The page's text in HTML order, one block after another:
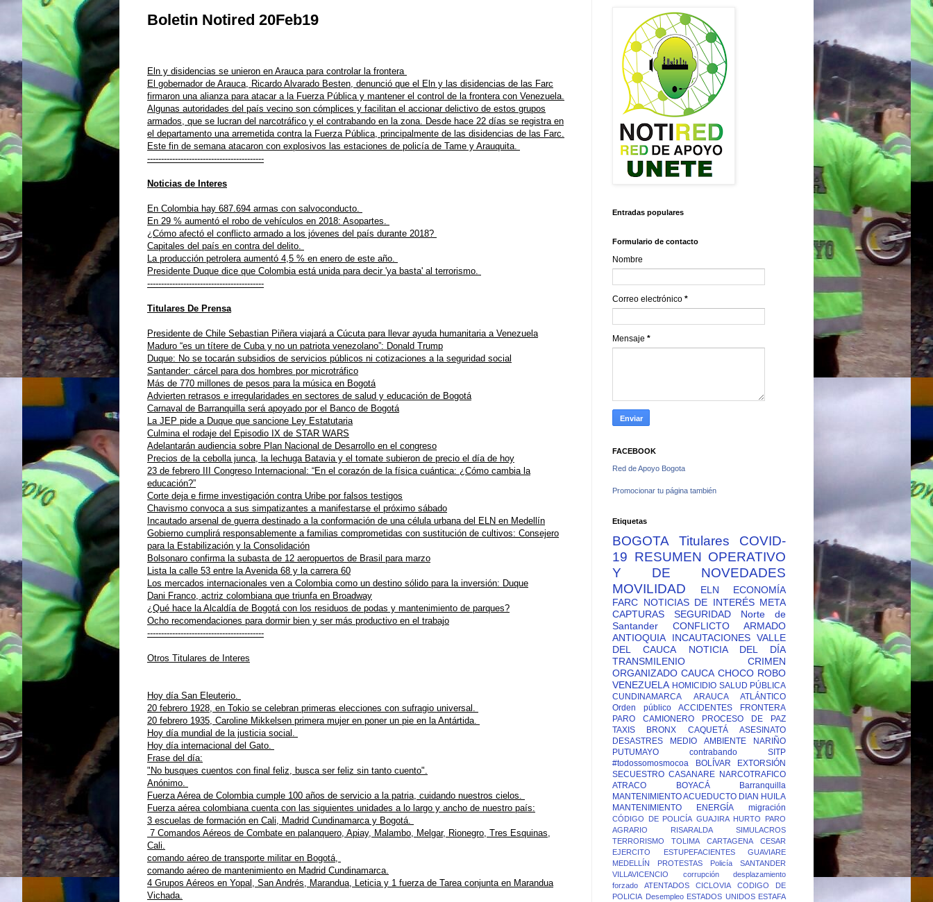
Boletin Notired 20Feb19
Eln y disidencias se unieron en Arauca para controlar la frontera
El gobernador de Arauca, Ricardo Alvarado Besten, denunció que el Eln y las disidencias de las Farc
firmaron una alianza para atacar a la Fuerza Pública y mantener el control de la frontera con Venezuela.
Algunas autoridades del país vecino son cómplices y facilitan el accionar delictivo de estos grupos
armados, que se lucran del narcotráfico y el contrabando en la zona. Desde hace 22 días se registra en
el departamento una arremetida contra la Fuerza Pública, principalmente de las disidencias de las Farc.
Este fin de semana atacaron con explosivos las estaciones de policía de Tame y Arauquita.
------------------------------------------
Noticias de Interes
En Colombia hay 687.694 armas con salvoconducto.
En 29 % aumentó el robo de vehículos en 2018: Asopartes.
¿Cómo afectó el conflicto armado a los jóvenes del país durante 2018?
Capitales del país en contra del delito.
La producción petrolera aumentó 4,5 % en enero de este año.
Presidente Duque dice que Colombia está unida para decir 'ya basta' al terrorismo.
------------------------------------------
Titulares De Prensa
Presidente de Chile Sebastian Piñera viajará a Cúcuta para llevar ayuda humanitaria a Venezuela
Maduro “es un títere de Cuba y no un patriota venezolano”: Donald Trump
Duque: No se tocarán subsidios de servicios públicos ni cotizaciones a la seguridad social
Santander: cárcel para dos hombres por microtráfico
Más de 770 millones de pesos para la música en Bogotá
Advierten retrasos e irregularidades en sectores de salud y educación de Bogotá
Carnaval de Barranquilla será apoyado por el Banco de Bogotá
La JEP pide a Duque que sancione Ley Estatutaria
Culmina el rodaje del Episodio IX de STAR WARS
Adelantarán audiencia sobre Plan Nacional de Desarrollo en el congreso
Precios de la cebolla junca, la lechuga Batavia y el tomate subieron de precio el día de hoy
23 de febrero III Congreso Internacional: “En el corazón de la física cuántica: ¿Cómo cambia la
educación?”
Corte deja e firme investigación contra Uribe por falsos testigos
Chavismo convoca a sus simpatizantes a manifestarse el próximo sábado
Incautado arsenal de guerra destinado a la conformación de una célula urbana del ELN en Medellín
Gobierno cumplirá responsablemente a familias comprometidas con sustitución de cultivos: Consejero
para la Estabilización y la Consolidación
Bolsonaro confirma la subasta de 12 aeropuertos de Brasil para marzo
Lista la calle 53 entre la Avenida 68 y la carrera 60
Los mercados internacionales ven a Colombia como un destino sólido para la inversión: Duque
Dani Franco, actriz colombiana que triunfa en Broadway
¿Qué hace la Alcaldía de Bogotá con los residuos de podas y mantenimiento de parques?
Ocho recomendaciones para dormir bien y ser más productivo en el trabajo
------------------------------------------
Otros Titulares de Interes
Hoy día San Eleuterio.
20 febrero 1928, en Tokio se celebran primeras elecciones con sufragio universal.
20 febrero 1935, Caroline Mikkelsen primera mujer en poner un pie en la Antártida.
Hoy día mundial de la justicia social.
Hoy día internacional del Gato.
Frase del día:
"No busques cuentos con final feliz, busca ser feliz sin tanto cuento".
Anónimo.
Fuerza Aérea de Colombia cumple 100 años de servicio a la patria, cuidando nuestros cielos.
Fuerza aérea colombiana cuenta con las siguientes unidades a lo largo y ancho de nuestro país:
3 escuelas de formación en Cali, Madrid Cundinamarca y Bogotá.
7 Comandos Aéreos de Combate en palanquero, Apiay, Malambo, Melgar, Rionegro, Tres Esquinas,
Cali.
comando aéreo de transporte militar en Bogotá,
comando aéreo de mantenimiento en Madrid Cundinamarca.
4 Grupos Aéreos en Yopal, San Andrés, Marandua, Leticia y 1 fuerza de Tarea conjunta en Marandua
Vichada.
Entradas populares
Formulario de contacto
Nombre
Correo electrónico *
Mensaje *
FACEBOOK
Red de Apoyo Bogota
Promocionar tu página también
Etiquetas
BOGOTA Titulares
COVID-
19 RESUMEN OPERATIVO
Y DE NOVEDADES
MOVILIDAD
ELN
ECONOMÍA
FARC NOTICIAS DE INTERÉS META
CAPTURAS
SEGURIDAD
Norte de
Santander
CONFLICTO ARMADO
ANTIOQUIA
INCAUTACIONES VALLE
DEL CAUCA
NOTICIA DEL DÍA
TRANSMILENIO
CRIMEN
ORGANIZADO CAUCA CHOCO ROBO
VENEZUELA HOMICIDIO SALUD PÚBLICA
CUNDINAMARCA
ARAUCA
ATLÁNTICO
Orden público
ACCIDENTES
FRONTERA
PARO CAMIONERO
PROCESO DE PAZ
TAXIS
BRONX CAQUETÁ
ASESINATO
DESASTRES
MEDIO AMBIENTE
NARIÑO
PUTUMAYO
contrabando
SITP
#todossomosmocoa
BOLÍVAR
EXTORSIÓN
SECUESTRO CASANARE NARCOTRAFICO
ATRACO
BOYACÁ
Barranquilla
MANTENIMIENTO ACUEDUCTO DIAN HUILA
MANTENIMIENTO ENERGÍA
migración
CÓDIGO DE POLICÍA GUAJIRA HURTO
PARO
AGRARIO
RISARALDA
SIMULACROS
TERRORISMO
TOLIMA CARTAGENA
CESAR
EJERCITO
ESTUPEFACIENTES
GUAVIARE
MEDELLÍN
PROTESTAS Policía
SANTANDER
VILLAVICENCIO
corrupción
desplazamiento
forzado
ATENTADOS CICLOVIA
CODIGO DE
POLICIA Desempleo ESTADOS UNIDOS ESTAFA